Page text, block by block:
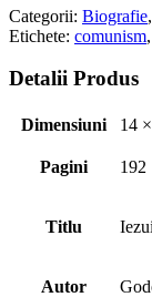
Categorii: Biografie,
Etichete: comunism
Detalii Produs
Dimensiuni 14
Pagini 192
Titlu
Autor